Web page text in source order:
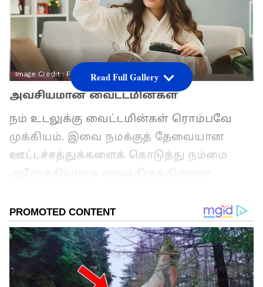
Image Credit :Freepik
அவசியமான வைட்டமின்கள்
நம் உடலுக்கு வைட்டமின்கள் ரொம்பவே
முக்கியம். இவை நமக்குத் தேவையான
ஊட்டச்சத்துக்களைக் கொடுத்து நம்மை
வைட்டமின் ஈ போன்றவை முடி
வளர்ச்சிக்கும், முடி உதிர்வைக்
கட்டுப்படுத்தவும் அவசியமானவை.
ஏசியாநெட் தமிழ்-ஐ உங்கள் முதன்மைத்
Read Full Gallery